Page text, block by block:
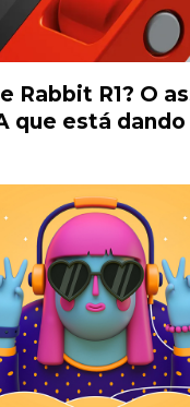
Rabbit R1? O
que está